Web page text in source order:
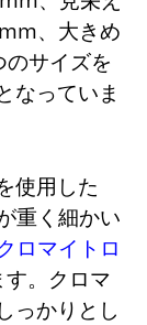
、大きめ
サイズを
なっていま
使用した
重く細かい
ロマイトロ
す。クロマ
っかりとし